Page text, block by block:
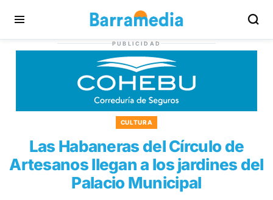
PUBLICIDAD
CULTURA
Las Habaneras del Círculo de
Artesanos llegan a los jardines del
Palacio Municipal